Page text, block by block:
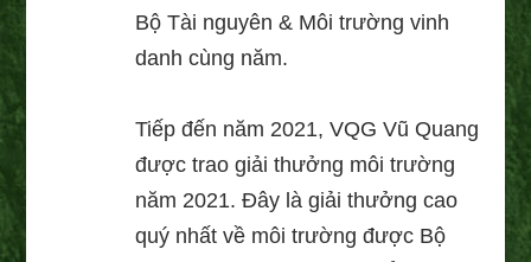
Bộ Tài nguyên & Môi trường vinh
danh cùng năm.
Tiếp đến năm 2021, VQG Vũ Quang
được trao giải thưởng môi trường
năm 2021. Đây là giải thưởng cao
quý nhất về môi trường được Bộ